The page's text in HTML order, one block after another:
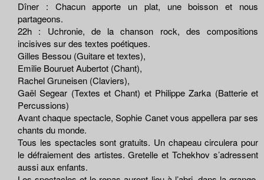
Dîner : Chacun apporte un plat, une boisson et nous
partageons.
22h : Uchronie, de la chanson rock, des compositions
incisives sur des textes poétiques.
Gilles Bessou (Guitare et textes),
Emilie Bouruet Aubertot (Chant),
Rachel Gruneisen (Claviers),
Gaël Segear (Textes et Chant) et Philippe Zarka (Batterie et
Percussions)
Avant chaque spectacle, Sophie Canet vous appellera par ses
chants du monde.
Tous les spectacles sont gratuits. Un chapeau circulera pour
le défraiement des artistes. Gretelle et Tchekhov s’adressent
aussi aux enfants.